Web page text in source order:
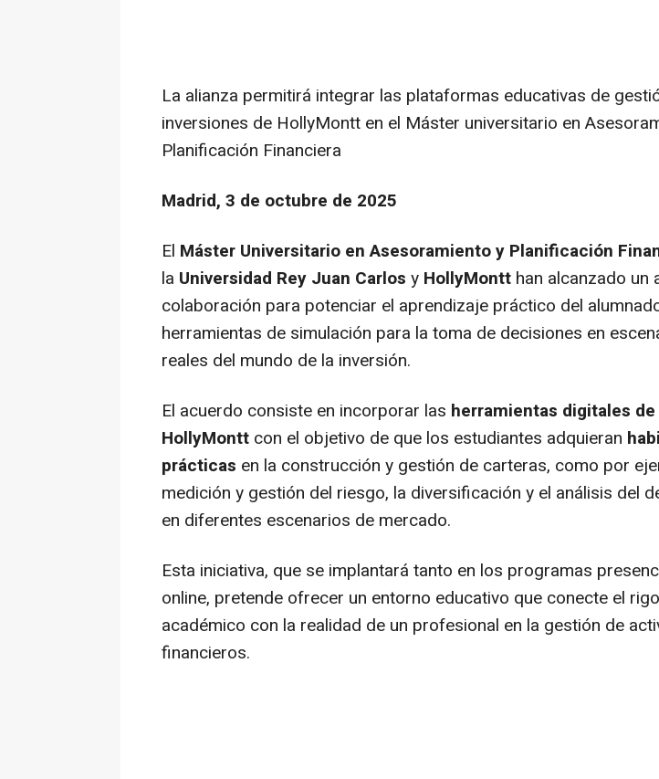
La alianza permitirá integrar las plataformas educativas de
inversiones de HollyMontt en el Máster universitario en
Planificación Financiera
Madrid, 3 de octubre de 2025
El Máster Universitario en Asesoramiento y Planificación
la Universidad Rey Juan Carlos y HollyMontt han alcanzado un
colaboración para potenciar el aprendizaje práctico del
herramientas de simulación para la toma de decisiones en
reales del mundo de la inversión.
El acuerdo consiste en incorporar las herramientas digitales de
HollyMontt con el objetivo de que los estudiantes adquieran
prácticas en la construcción y gestión de carteras, como por
medición y gestión del riesgo, la diversificación y el análisis del
en diferentes escenarios de mercado.
Esta iniciativa, que se implantará tanto en los programas
online, pretende ofrecer un entorno educativo que conecte el
académico con la realidad de un profesional en la gestión de
financieros.